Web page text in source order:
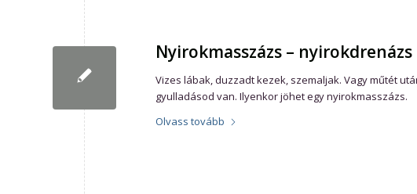
Nyirokmasszázs – nyirokdrenázs
Vizes lábak, duzzadt kezek, szemaljak. Vagy műtét
gyulladásod van. Ilyenkor jöhet egy nyirokmasszázs.
Olvass tovább